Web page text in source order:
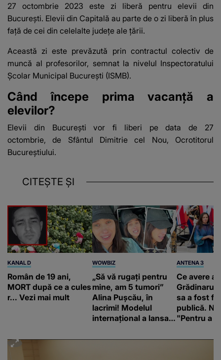
27 octombrie 2023 este zi liberă pentru elevii din
București. Elevii din Capitală au parte de o zi liberă în plus
față de cei din celelalte județe ale țării.
Această zi este prevăzută prin contractul colectiv de
muncă al profesorilor, semnat la nivelul Inspectoratului
Școlar Municipal București (ISMB).
Când începe prima vacanță a
elevilor?
Elevii din București vor fi liberi pe data de 27
octombrie, de Sfântul Dimitrie cel Nou, Ocrotitorul
Bucureștiului.
CITEȘTE ȘI
KANAL D
Român de 19 ani,
MORT după ce a cules
r... Vezi mai mult
WOWBIZ
„Să vă rugați pentru
mine, am 5 tumori”
Alina Pușcău, în
lacrimi! Modelul
internațional a lansat
fost diagnosticată cu
ANTENA 3
Ce avere
Grădinaru.
sa a fost
publică.
"Pentru a